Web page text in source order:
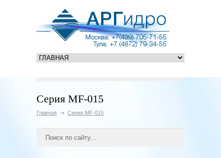
Серия MF-015
Главная Серия MF-015